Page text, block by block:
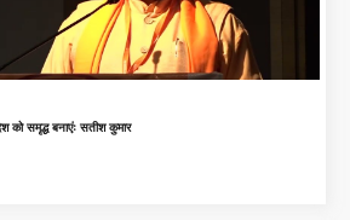
को समृद्ध बनाएंः सतीश कुमार